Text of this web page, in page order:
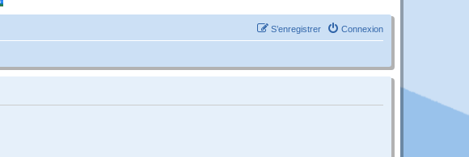
Connexion
S’enregistrer